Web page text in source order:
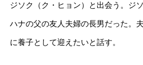
ジソク（ク・ヒョン）と出会う。ジ
ハナの父の友人夫婦の長男だった。
に養子として迎えたいと話す。